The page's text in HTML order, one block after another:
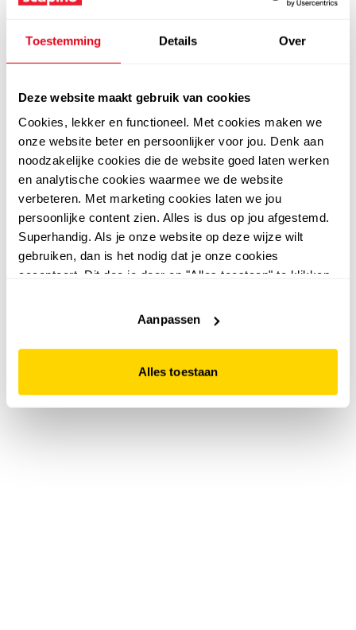
Toestemming Details Over
Deze website maakt gebruik van cookies
Cookies, lekker en functioneel. Met cookies maken we
onze website beter en persoonlijker voor jou. Denk aan
noodzakelijke cookies die de website goed laten werken
en analytische cookies waarmee we de website
verbeteren. Met marketing cookies laten we jou
persoonlijke content zien. Alles is dus op jou afgestemd.
Superhandig. Als je onze website op deze wijze wilt
gebruiken, dan is het nodig dat je onze cookies
accepteert. Dit doe je door op "Alles toestaan" te klikken.
website niet optimaal functioneert.
Aanpassen
Alles toestaan